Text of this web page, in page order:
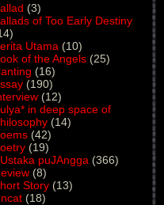
(3)
of Too Early Destiny
Utama (10)
of the Angels (25)
(16)
(190)
(12)
in deep space of
(14)
(42)
(19)
puJAngga (366)
(8)
Story (13)
(18)